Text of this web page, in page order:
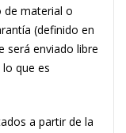
de material o
(definido en
será enviado libre
que es
a partir de la